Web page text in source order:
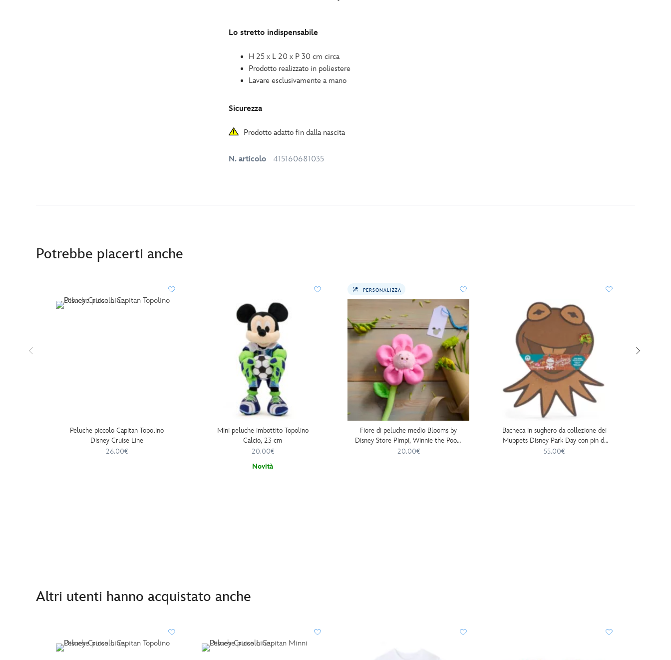
Lo stretto indispensabile
H 25 x L 20 x P 30 cm circa
Prodotto realizzato in poliestere
Lavare esclusivamente a mano
Sicurezza
Prodotto adatto fin dalla nascita
N. articolo 415160681035
Potrebbe piacerti anche
Peluche piccolo Capitan Topolino
Disney Cruise Line
26.00€
Mini peluche imbottito Topolino
Calcio, 23 cm
20.00€
Novità
PERSONALIZZA
Fiore di peluche medio Blooms by
Disney Store Pimpi, Winnie the Pooh,
34 cm
20.00€
Bacheca in sughero da collezione dei
Muppets Disney Park Day con pin di
Kermit
55.00€
Altri utenti hanno acquistato anche